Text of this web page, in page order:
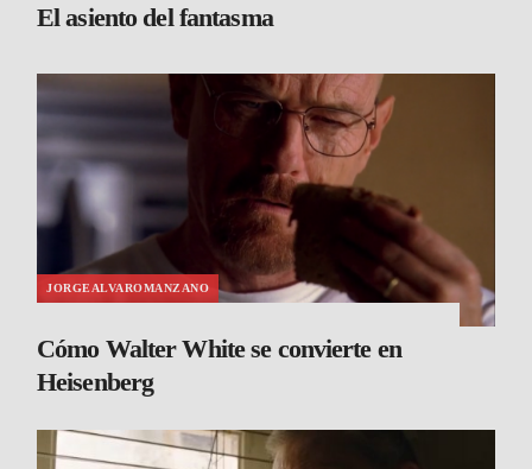
El asiento del fantasma
JORGEALVAROMANZANO
Cómo Walter White se convierte en
Heisenberg